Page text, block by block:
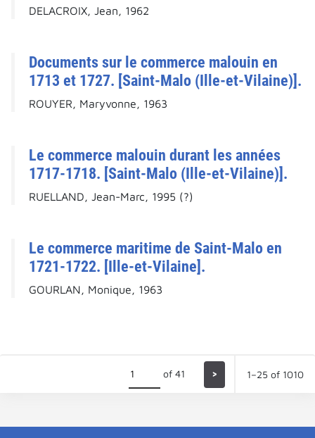
DELACROIX, Jean, 1962
Documents sur le commerce malouin en
1713 et 1727. [Saint-Malo (Ille-et-Vilaine)].
ROUYER, Maryvonne, 1963
Le commerce malouin durant les années
1717-1718. [Saint-Malo (Ille-et-Vilaine)].
RUELLAND, Jean-Marc, 1995 (?)
Le commerce maritime de Saint-Malo en
1721-1722. [Ille-et-Vilaine].
GOURLAN, Monique, 1963
of 41 > 1–25 of 1010